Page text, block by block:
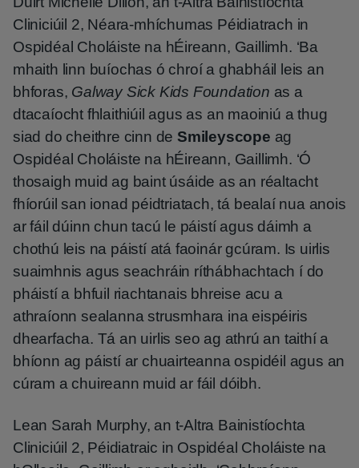
Cliniciúil 2, Néara-mhíchumas Péidiatrach in
Ospidéal Choláiste na hÉireann, Gaillimh. ‘Ba
mhaith linn buíochas ó chroí a ghabháil leis an
bhforas, Galway Sick Kids Foundation as a
dtacaíocht fhlaithiúil agus as an maoiniú a thug
siad do cheithre cinn deSmileyscope ag
Ospidéal Choláiste na hÉireann, Gaillimh. ‘Ó
thosaigh muid ag baint úsáide as an réaltacht
fhíorúil san ionad péidtriatach, tá bealaí nua anois
ar fáil dúinn chun tacú le páistí agus dáimh a
chothú leis na páistí atá faoinár gcúram. Is uirlis
suaimhnis agus seachráin ríthábhachtach í do
pháistí a bhfuil riachtanais bhreise acu a
athraíonn sealanna strusmhara ina eispéiris
dhearfacha. Tá an uirlis seo ag athrú an taithí a
bhíonn ag páistí ar chuairteanna ospidéil agus an
cúram a chuireann muid ar fáil dóibh.
Lean Sarah Murphy, an t-Altra Bainistíochta
Cliniciúil 2, Péidiatraic in Ospidéal Choláiste na